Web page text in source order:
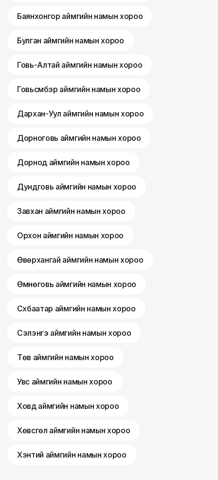
Баянхонгор аймгийн намын хороо
Булган аймгийн намын хороо
Говь-Алтай аймгийн намын хороо
Говьсүмбэр аймгийн намын хороо
Дархан-Уул аймгийн намын хороо
Дорноговь аймгийн намын хороо
Дорнод аймгийн намын хороо
Дундговь аймгийн намын хороо
Завхан аймгийн намын хороо
Орхон аймгийн намын хороо
Өвөрхангай аймгийн намын хороо
Өмнөговь аймгийн намын хороо
Сүхбаатар аймгийн намын хороо
Сэлэнгэ аймгийн намын хороо
Төв аймгийн намын хороо
Увс аймгийн намын хороо
Ховд аймгийн намын хороо
Хөвсгөл аймгийн намын хороо
Хэнтий аймгийн намын хороо